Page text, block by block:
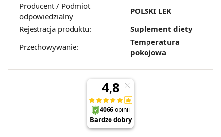
Producent / Podmiot
odpowiedzialny:
POLSKI LEK
Rejestracja produktu:
Suplement diety
Przechowywanie:
Temperatura
pokojowa